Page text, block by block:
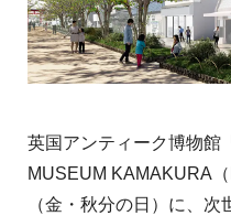
英国アンティーク博物館
MUSEUM KAMAKURA
（金・秋分の日）に、